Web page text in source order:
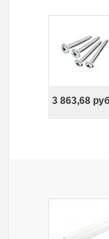
3 863,68